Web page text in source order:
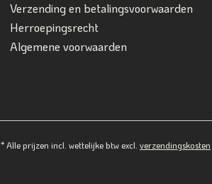
Verzending en betalingsvoorwaarden
Herroepingsrecht
Algemene voorwaarden
* Alle prijzen incl. wettelijke btw excl. verzendingskosten